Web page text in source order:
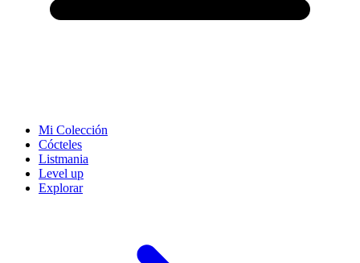
Mi Colección
Cócteles
Listmania
Level up
Explorar